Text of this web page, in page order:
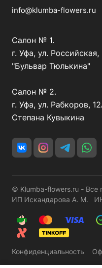
info@klumba-flowers.ru
Салон № 1.
г. Уфа, ул.
"Бульвар Тюлькина"
Салон № 2.
г. Уфа, ул. Рабкоров,
Степана Кувыкина
© Klumba-flowers.ru - Все
ИП Искандарова А. М.
Конфиденциальность